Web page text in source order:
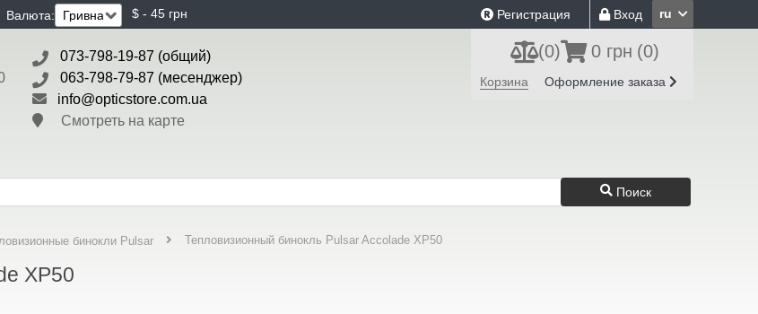
Валюта: $ - 45 грн ru
Вход
Регистрация
073-798-19-87 (общий)
063-798-79-87 (месенджер)
info@opticstore.com.ua
Смотреть на карте
(0) 0 грн (0)
Корзина Оформление заказа
Поиск
бинокли Pulsar Тепловизионный бинокль Pulsar Accolade XP50
XP50